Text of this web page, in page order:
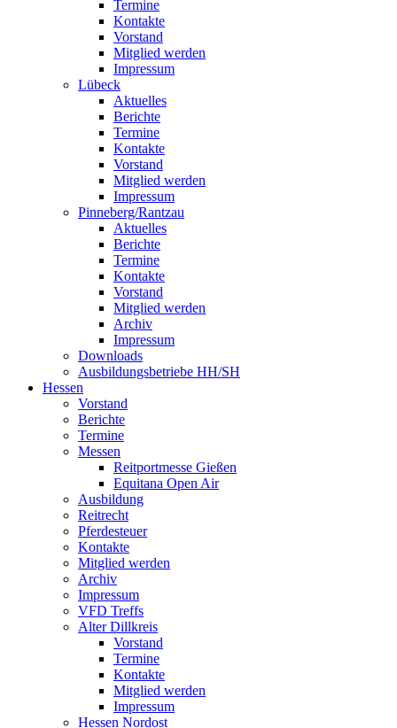
Termine
Kontakte
Vorstand
Mitglied werden
Impressum
Lübeck
Aktuelles
Berichte
Termine
Kontakte
Vorstand
Mitglied werden
Impressum
Pinneberg/Rantzau
Aktuelles
Berichte
Termine
Kontakte
Vorstand
Mitglied werden
Archiv
Impressum
Downloads
Ausbildungsbetriebe HH/SH
Hessen
Vorstand
Berichte
Termine
Messen
Reitportmesse Gießen
Equitana Open Air
Ausbildung
Reitrecht
Pferdesteuer
Kontakte
Mitglied werden
Archiv
Impressum
VFD Treffs
Alter Dillkreis
Vorstand
Termine
Kontakte
Mitglied werden
Impressum
Hessen Nordost